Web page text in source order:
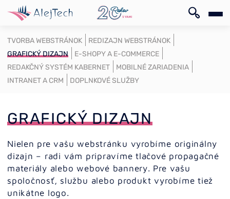
EN
TVORBA WEBSTRÁNOK
REDIZAJN WEBSTRÁNOK
GRAFICKÝ DIZAJN
E-SHOPY A E-COMMERCE
REDAKČNÝ SYSTÉM KABERNET
MOBILNÉ ZARIADENIA
INTRANET A CRM
DOPLNKOVÉ SLUŽBY
GRAFICKÝ DIZAJN
Nielen pre vašu webstránku vyrobíme originálny
dizajn – radi vám pripravíme tlačové propagačné
materiály alebo webové bannery. Pre vašu
spoločnosť, službu alebo produkt vyrobíme tiež
unikátne logo.